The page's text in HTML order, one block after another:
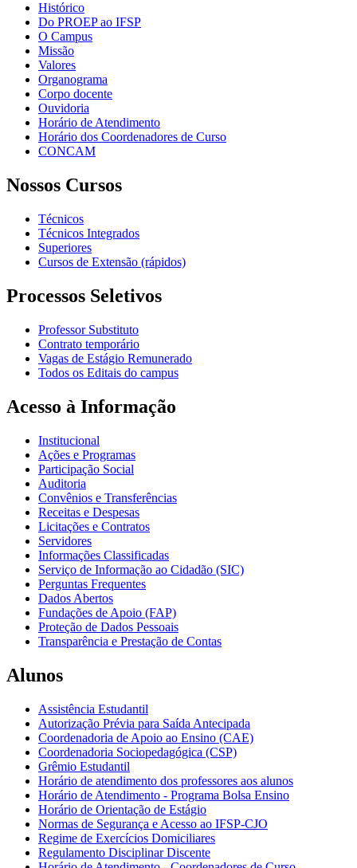
Histórico
Do PROEP ao IFSP
O Campus
Missão
Valores
Organograma
Corpo docente
Ouvidoria
Horário de Atendimento
Horário dos Coordenadores de Curso
CONCAM
Nossos Cursos
Técnicos
Técnicos Integrados
Superiores
Cursos de Extensão (rápidos)
Processos Seletivos
Professor Substituto
Contrato temporário
Vagas de Estágio Remunerado
Todos os Editais do campus
Acesso à Informação
Institucional
Ações e Programas
Participação Social
Auditoria
Convênios e Transferências
Receitas e Despesas
Licitações e Contratos
Servidores
Informações Classificadas
Serviço de Informação ao Cidadão (SIC)
Perguntas Frequentes
Dados Abertos
Fundações de Apoio (FAP)
Proteção de Dados Pessoais
Transparência e Prestação de Contas
Alunos
Assistência Estudantil
Autorização Prévia para Saída Antecipada
Coordenadoria de Apoio ao Ensino (CAE)
Coordenadoria Sociopedagógica (CSP)
Grêmio Estudantil
Horário de atendimento dos professores aos alunos
Horário de Atendimento - Programa Bolsa Ensino
Horário de Orientação de Estágio
Normas de Segurança e Acesso ao IFSP-CJO
Regime de Exercícios Domiciliares
Regulamento Disciplinar Discente